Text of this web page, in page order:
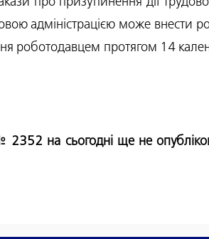
адміністрацією може внести
роботодавцем протягом 14
на сьогодні ще не